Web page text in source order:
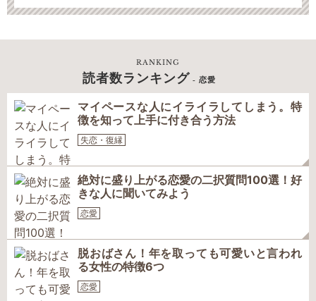
RANKING
読者数ランキング - 恋愛
マイペースな人にイライラしてしまう。特
徴を知って上手に付き合う方法
失恋・復縁
絶対に盛り上がる恋愛の二択質問100選！好
きな人に聞いてみよう
恋愛
脱おばさん！年を取っても可愛いと言われ
る女性の特徴6つ
恋愛